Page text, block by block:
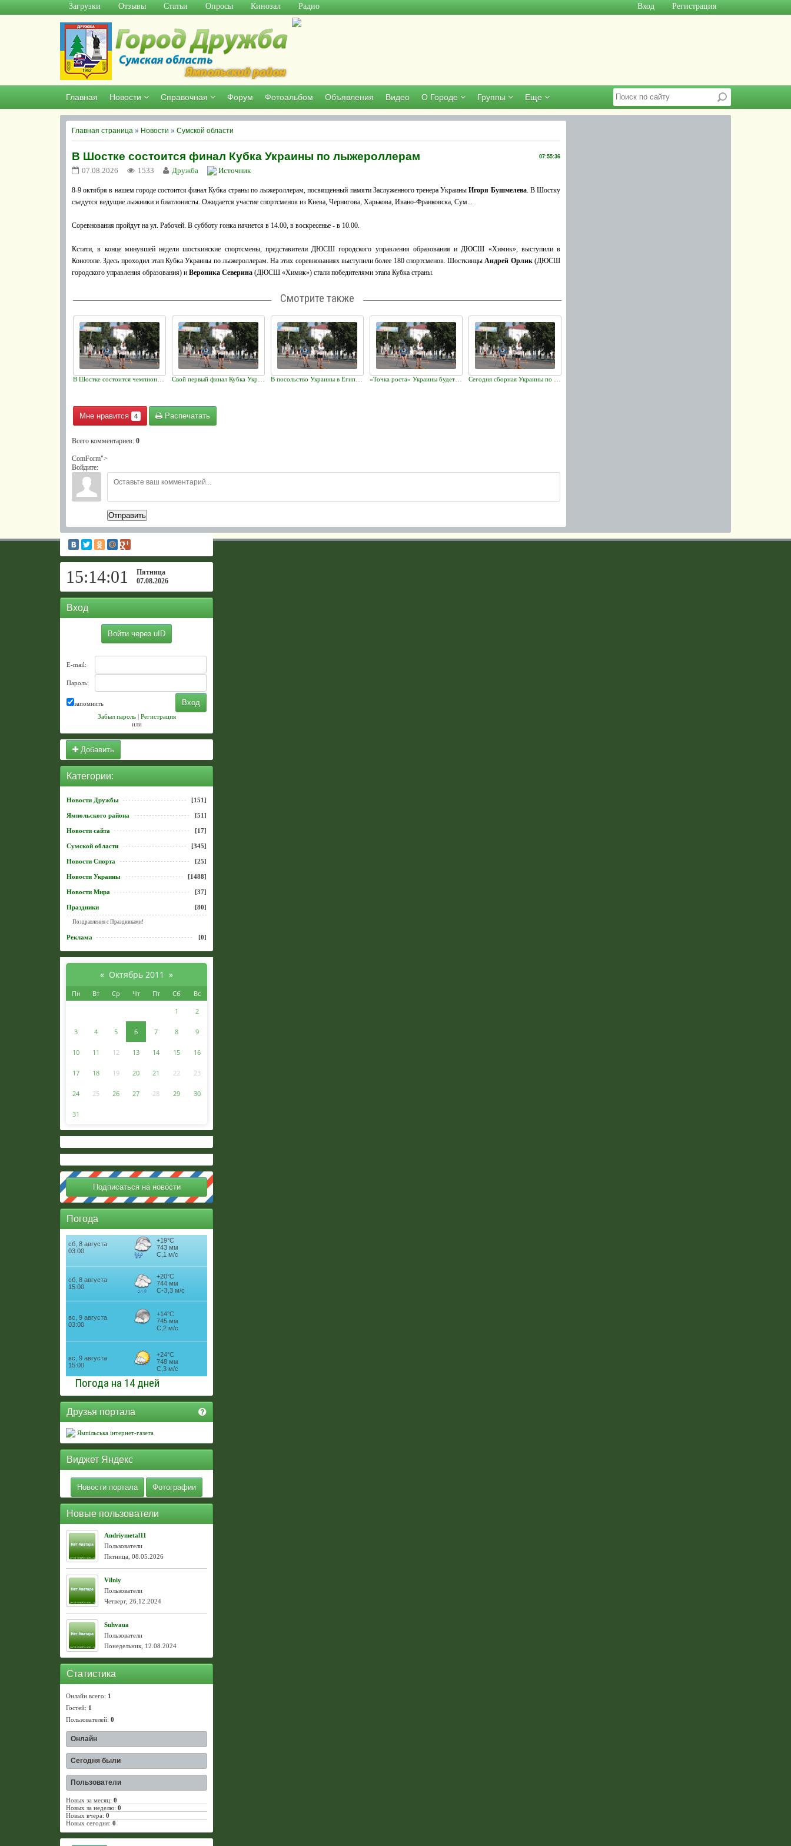
Загрузки Отзывы Статьи Опросы Кинозал Радио Регистрация
Вход
Главная Новости Справочная Форум Фотоальбом Объявления Видео О Городе Группы Еще
Главная страница » Новости » Сумской области
07:55:36
В Шостке состоится финал Кубка Украины по лыжероллерам
07.08.2026 1533 Дружба Источник
8-9 октября в нашем городе состоится финал Кубка страны по лыжероллерам, посвященный памяти Заслуженного тренера УкраиныИгоря Бушмелева. В Шостку
съедутся ведущие лыжники и биатлонисты. Ожидается участие спортсменов из Киева, Чернигова, Харькова, Ивано-Франковска, Сум...
Соревнования пройдут на ул. Рабочей. В субботу гонка начнется в 14.00, в воскресенье - в 10.00.
Кстати, в конце минувшей недели шосткинские спортсмены, представители ДЮСШ городского управления образования и ДЮСШ «Химик», выступили в
Конотопе. Здесь проходил этап Кубка Украины по лыжероллерам. На этих соревнованиях выступили более 180 спортсменов. ШосткинцыАндрей Орлик(ДЮСШ
городского управления образования) и Вероника Северина (ДЮСШ «Химик») стали победителями этапа Кубка страны.
Смотрите также
В Шостке состоится чемпионат Украины по авторалли Свой первый финал Кубка Украины по спортивной аэробике Сумщина приняла достойно В посольство Украины в Египте по поводу эвакуации обратились 50 украинцев «Точка роста» Украины будет в Шостке Сегодня сборная Украины по футболу встречается со сборной Италии
Мне нравится 4 Распечатать
Всего комментариев: 0
ComForm">
Войдите:
Отправить
15:14:02
Пятница
07.08.2026
Вход
Войти через uID
E-mail:
Пароль:
запомнить
Забыл пароль| Регистрация
или
Добавить
Категории:
Новости Дружбы [151]
Ямпольского района [51]
Новости сайта [17]
Сумской области [345]
Новости Спорта [25]
Новости Украины [1488]
Новости Мира [37]
Праздники [80]
Поздравления с Праздниками!
Реклама [0]
« Октябрь 2011 »
Пн Вт Ср Чт Пт Сб
Вс
1
2
3 4 5 6 7 8 9
10 11 12 13 14 15 16
17 18 19 20 21 22 23
24 25 26 27 28 29 30
31
Погода
Погода на 14 дней
Друзья портала
Ямпільська інтернет-газета
Виджет Яндекс
Новости портала Фотографии
Новые пользователи
Andriymetal11
Пользователи
Пятница, 08.05.2026
Vilniy
Пользователи
Четверг, 26.12.2024
Suhvaua
Пользователи
Понедельник, 12.08.2024
Статистика
Онлайн всего: 1
Гостей: 1
Пользователей: 0
Онлайн
Сегодня были
Пользователи
Новых за месяц: 0
Новых за неделю: 0
Новых вчера: 0
Новых сегодня: 0